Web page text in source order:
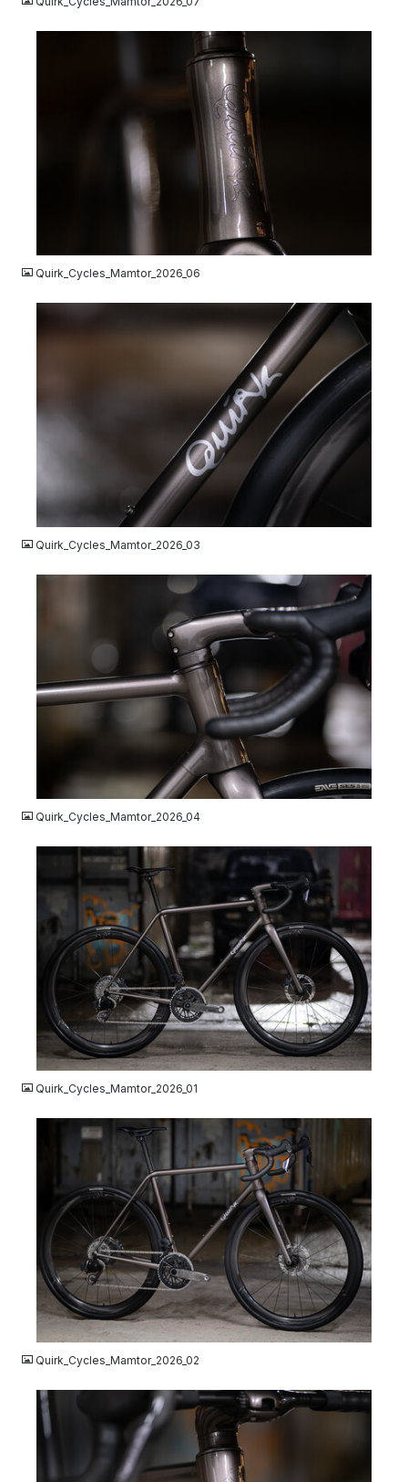
Quirk_Cycles_Mamtor_2026_06
Quirk_Cycles_Mamtor_2026_03
Quirk_Cycles_Mamtor_2026_04
JPG
Quirk_Cycles_Mamtor_2026_01
JPG
Quirk_Cycles_Mamtor_2026_02